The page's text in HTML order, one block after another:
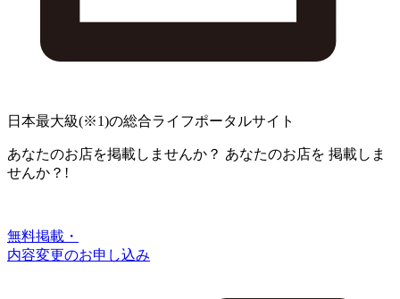
日本最大級(※1)の総合ライフポータルサイト
あなたのお店を掲載しませんか？ あなたのお店を 掲載しま
せんか？!
無料掲載・
内容変更のお申し込み